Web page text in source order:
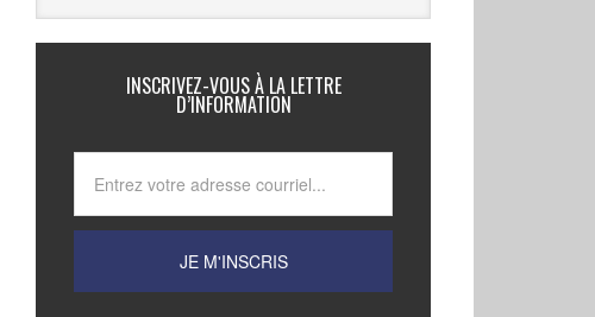
INSCRIVEZ-VOUS À LA LETTRE
D’INFORMATION